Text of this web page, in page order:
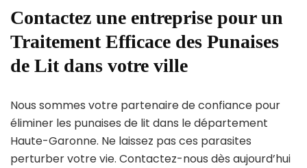
Contactez une entreprise pour un
Traitement Efficace des Punaises
de Lit dans votre ville
Nous sommes votre partenaire de confiance pour
éliminer les punaises de lit dans le département
Haute-Garonne. Ne laissez pas ces parasites
perturber votre vie. Contactez-nous dès aujourd’hui